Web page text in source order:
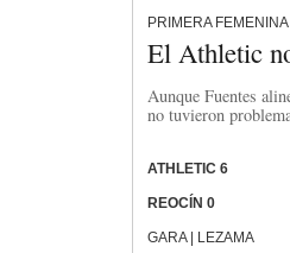
PRIMERA
El Athletic
Aunque Fuentes
no tuvieron
ATHLETIC 6
REOCÍN 0
GARA | LEZAMA